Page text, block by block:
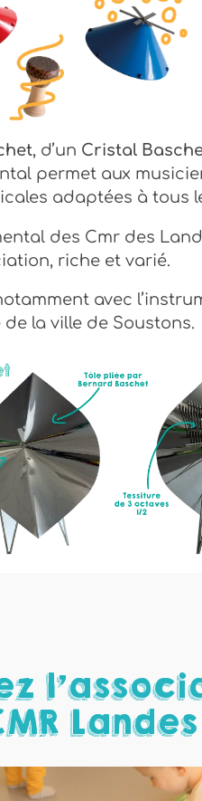
, d’un Cristal
permet aux
adaptées à tous
des Cmr des
riche et varié.
avec
la ville de Soustons.
Landes